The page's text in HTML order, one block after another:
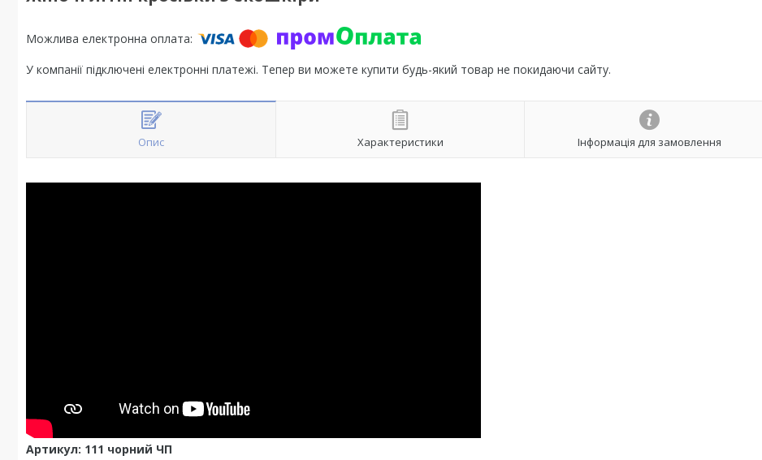
У компанії підключені електронні платежі. Тепер ви можете купити будь-який товар не покидаючи сайту.
Опис Характеристики Інформація для замовлення
Артикул: 111 чорний ЧП